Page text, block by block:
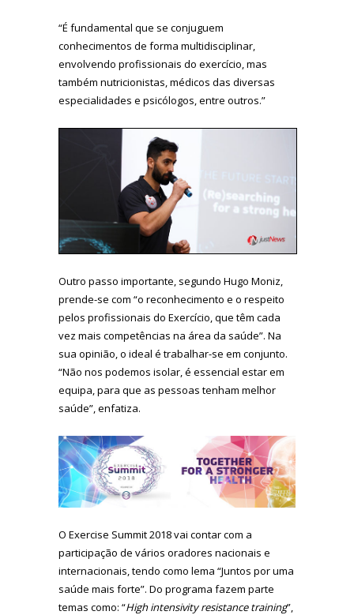
“É fundamental que se conjuguem
conhecimentos de forma multidisciplinar,
envolvendo profissionais do exercício, mas
também nutricionistas, médicos das diversas
especialidades e psicólogos, entre outros.”
Outro passo importante, segundo Hugo Moniz,
prende-se com “o reconhecimento e o respeito
pelos profissionais do Exercício, que têm cada
vez mais competências na área da saúde”. Na
sua opinião, o ideal é trabalhar-se em conjunto.
“Não nos podemos isolar, é essencial estar em
equipa, para que as pessoas tenham melhor
saúde”, enfatiza.
O Exercise Summit 2018 vai contar com a
participação de vários oradores nacionais e
internacionais, tendo como lema “Juntos por uma
saúde mais forte”. Do programa fazem parte
temas como: “High intensivity resistance training”,